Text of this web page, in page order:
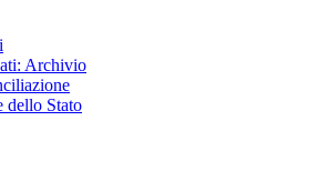
Archivio
dello Stato